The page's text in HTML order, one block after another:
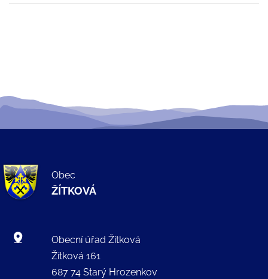
Obec
ŽÍTKOVÁ
Obecní úřad Žítková
Žítková 161
687 74 Starý Hrozenkov